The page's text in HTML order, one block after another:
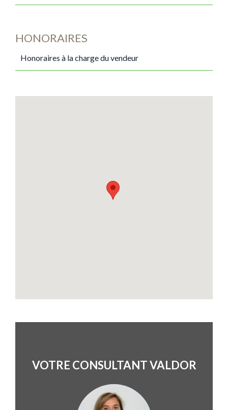
HONORAIRES
Honoraires à la charge du vendeur
VOTRE CONSULTANT VALDOR